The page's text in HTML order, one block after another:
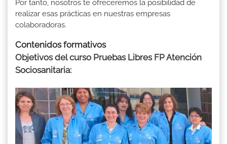
Por tanto, nosotros te ofreceremos la posibilidad de
realizar esas prácticas en nuestras empresas
colaboradoras.
Contenidos formativos
Objetivos del curso Pruebas Libres FP Atención
Sociosanitaria: